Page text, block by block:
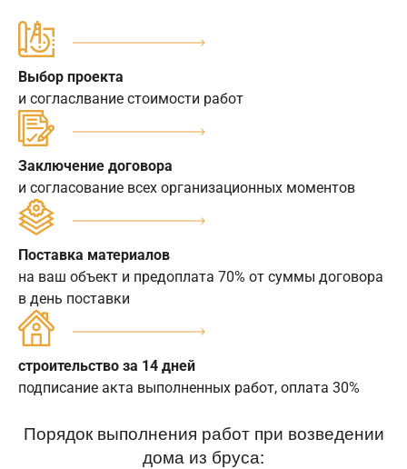
Выбор проекта
и согласлвание стоимости работ
Заключение договора
и согласование всех организационных моментов
Поставка материалов
на ваш объект и предоплата 70% от суммы договора
в день поставки
строительство за 14 дней
подписание акта выполненных работ, оплата 30%
Порядок выполнения работ при возведении
дома из бруса: